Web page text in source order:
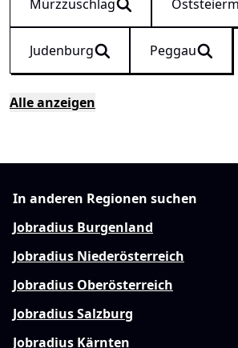
Mürzzuschlag
Judenburg Peggau
Alle anzeigen
In anderen Regionen suchen
Jobradius Burgenland
Jobradius Niederösterreich
Jobradius Oberösterreich
Jobradius Salzburg
Jobradius Kärnten